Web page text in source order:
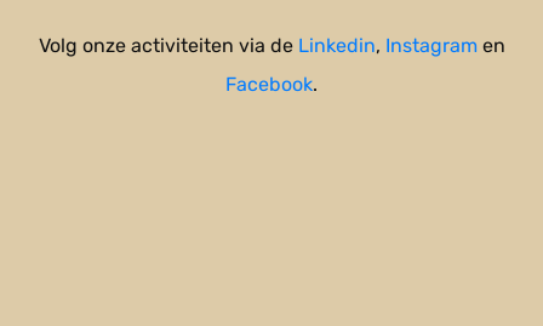
Volg onze activiteiten via de Linkedin, Instagramen
Facebook.